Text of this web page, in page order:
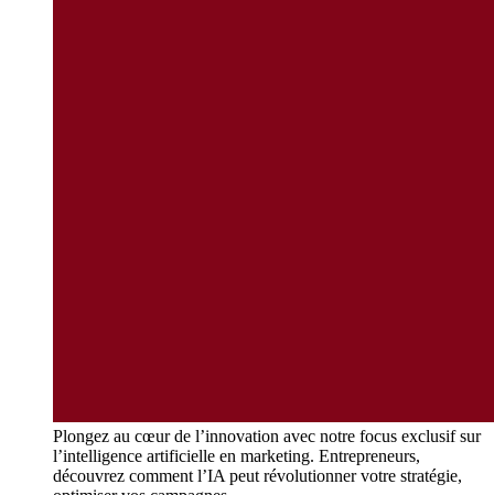
Plongez au cœur de l’innovation avec notre focus exclusif sur
l’intelligence artificielle en marketing. Entrepreneurs,
découvrez comment l’IA peut révolutionner votre stratégie,